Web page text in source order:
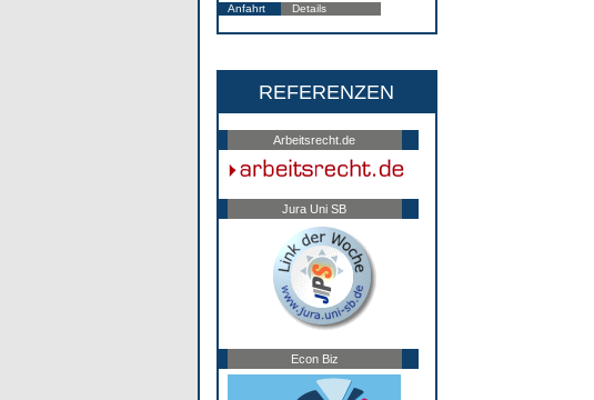
Anfahrt Details
REFERENZEN
Arbeitsrecht.de
Jura Uni SB
Econ Biz